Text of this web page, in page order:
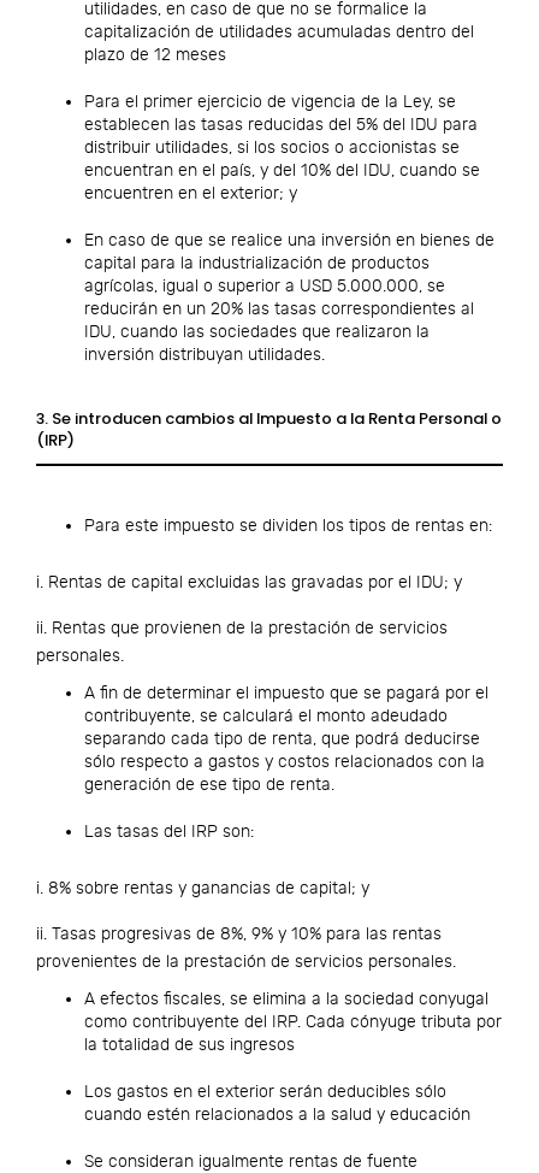
utilidades, en caso de que no se formalice la
capitalización de utilidades acumuladas dentro del
plazo de 12 meses
Para el primer ejercicio de vigencia de la Ley, se
establecen las tasas reducidas del 5% del IDU para
distribuir utilidades, si los socios o accionistas se
encuentran en el país, y del 10% del IDU, cuando se
encuentren en el exterior; y
En caso de que se realice una inversión en bienes de
capital para la industrialización de productos
agrícolas, igual o superior a USD 5.000.000, se
reducirán en un 20% las tasas correspondientes al
IDU, cuando las sociedades que realizaron la
inversión distribuyan utilidades.
3. Se introducen cambios al Impuesto a la Renta Personal o
(IRP)
Para este impuesto se dividen los tipos de rentas en:
i. Rentas de capital excluidas las gravadas por el IDU; y
ii. Rentas que provienen de la prestación de servicios
personales.
A fin de determinar el impuesto que se pagará por el
contribuyente, se calculará el monto adeudado
separando cada tipo de renta, que podrá deducirse
sólo respecto a gastos y costos relacionados con la
generación de ese tipo de renta.
Las tasas del IRP son:
i. 8% sobre rentas y ganancias de capital; y
ii. Tasas progresivas de 8%, 9% y 10% para las rentas
provenientes de la prestación de servicios personales.
A efectos fiscales, se elimina a la sociedad conyugal
como contribuyente del IRP. Cada cónyuge tributa por
la totalidad de sus ingresos
Los gastos en el exterior serán deducibles sólo
cuando estén relacionados a la salud y educación
Se consideran igualmente rentas de fuente